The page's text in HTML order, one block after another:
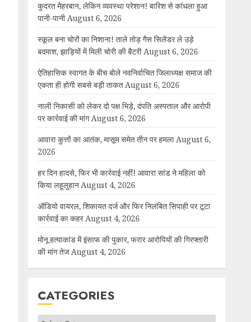
कुदरत मेहरबान, लेकिन व्यवस्था परेशान! बारिश से कांधला हुआ
पानी-पानी August 6, 2026
स्कूल बना चोरों का निशाना! ताले तोड़ गैस सिलेंडर ले उड़े
बदमाश, झाड़ियों में मिली चोरी की बैटरी August 6, 2026
ऐतिहासिक स्वागत के बीच बोले नवनिर्वाचित जिलाध्यक्ष समाज की
एकता ही होगी सबसे बड़ी ताकत August 6, 2026
नाली निकासी को लेकर दो पक्ष भिड़े, दंपति अस्पताल और आरोपी
पर कार्रवाई की मांग August 6, 2026
आवारा कुत्तों का आतंक, मासूम समेत तीन पर हमला August 6,
2026
हर दिन हादसे, फिर भी कार्रवाई नहीं! आवारा सांड ने महिला को
किया लहूलुहान August 4, 2026
ऑडियो वायरल, शिकायत दर्ज और फिर निलंबित सिपाही पर टूटा
कार्रवाई का कहर August 4, 2026
मोनू हत्याकांड में इंसाफ की पुकार, फरार आरोपियों की गिरफ्तारी
की मांग तेज August 4, 2026
CATEGORIES